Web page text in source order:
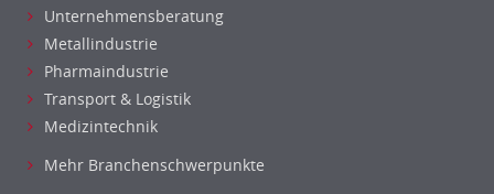
Bundeswehr, Wehrverwaltung
Feuerwehr
Steuerverwaltung, Finanzverwaltung
Verbände, Vereine
Altenpflege, Betreuungsberufe
Anästhesie und Intensivpflege
Unternehmensberatung
Metallindustrie
Pharmaindustrie
Transport & Logistik
Medizintechnik
Mehr Branchenschwerpunkte